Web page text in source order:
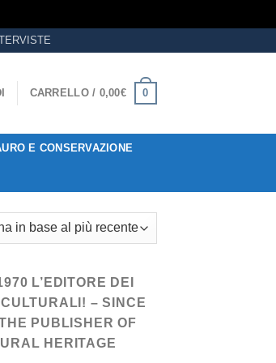
CARRELLO / 0,00€ 0
E CONSERVAZIONE
L’EDITORE DEI
– SINCE
PUBLISHER OF
HERITAGE